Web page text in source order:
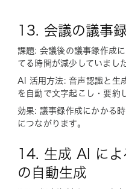
13. 会議の議事
課題: 会議後の議事録作成
てる時間が減少していまし
AI 活用方法: 音声認識と生
を自動で文字起こし・要約
効果: 議事録作成にかかる
につながります。
14. 生成 AI によ
の自動生成